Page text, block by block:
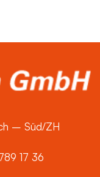
– Süd/ZH
17 36